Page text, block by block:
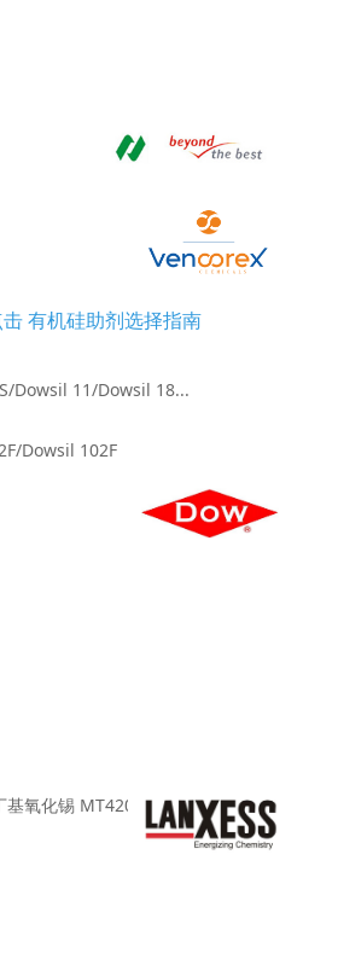
Dowsil 11/Dowsil 18...
102F
氧化锡 MT4200
击 有机硅助剂选择指南